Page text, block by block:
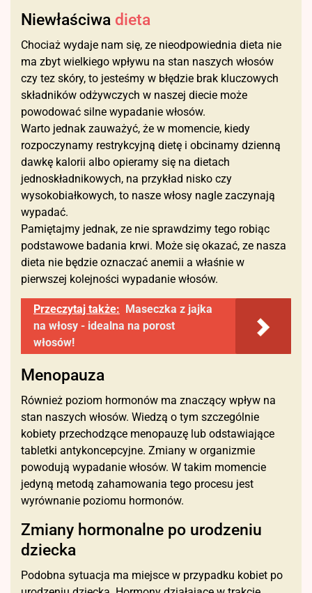
Niewłaściwa dieta
Chociaż wydaje nam się, ze nieodpowiednia dieta nie
ma zbyt wielkiego wpływu na stan naszych włosów
czy tez skóry, to jesteśmy w błędzie brak kluczowych
składników odżywczych w naszej diecie może
powodować silne wypadanie włosów.
Warto jednak zauważyć, że w momencie, kiedy
rozpoczynamy restrykcyjną dietę i obcinamy dzienną
dawkę kalorii albo opieramy się na dietach
jednoskładnikowych, na przykład nisko czy
wysokobiałkowych, to nasze włosy nagle zaczynają
wypadać.
Pamiętajmy jednak, ze nie sprawdzimy tego robiąc
podstawowe badania krwi. Może się okazać, ze nasza
dieta nie będzie oznaczać anemii a właśnie w
pierwszej kolejności wypadanie włosów.
Przeczytaj także: Maseczka z jajka
na włosy - idealna na porost
włosów!
Menopauza
Również poziom hormonów ma znaczący wpływ na
stan naszych włosów. Wiedzą o tym szczególnie
kobiety przechodzące menopauzę lub odstawiające
tabletki antykoncepcyjne. Zmiany w organizmie
powodują wypadanie włosów. W takim momencie
jedyną metodą zahamowania tego procesu jest
wyrównanie poziomu hormonów.
Zmiany hormonalne po urodzeniu
dziecka
Podobna sytuacja ma miejsce w przypadku kobiet po